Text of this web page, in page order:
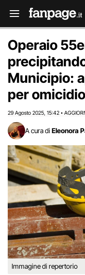
Operaio
Municipio:
per
29 Agosto 2025 15:42 •
A cura di Eleonora
Immagine di repertorio